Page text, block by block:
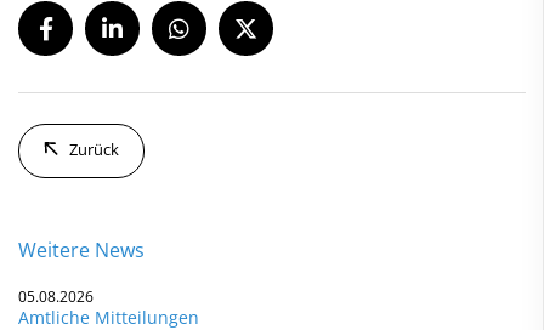
Zurück
Weitere News
05.08.2026
Amtliche Mitteilungen